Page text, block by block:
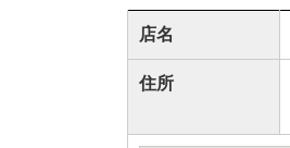
店名
住所